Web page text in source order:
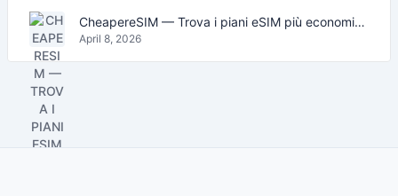
CheapereSIM — Trova i piani eSIM più economici per viaggiare nel 2026
April 8, 2026